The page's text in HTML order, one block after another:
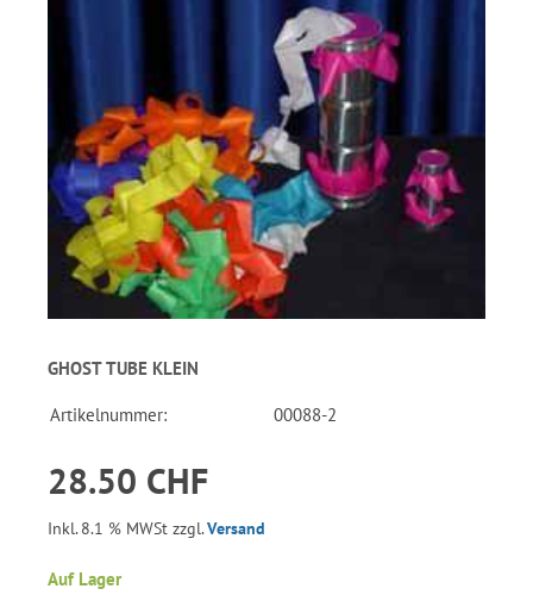
GHOST TUBE KLEIN
Artikelnummer: 00088-2
28.50 CHF
Inkl. 8.1 % MWSt zzgl.Versand
Auf Lager